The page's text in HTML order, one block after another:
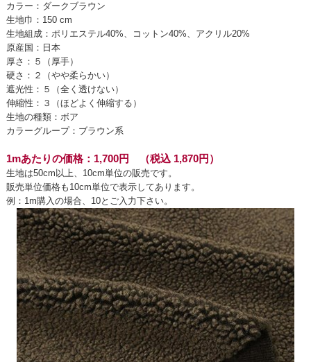
カラー：ダークブラウン
生地巾：150 cm
生地組成：ポリエステル40%、コットン40%、アクリル20%
原産国：日本
厚さ：５（厚手）
硬さ：２（やや柔らかい）
遮光性：５（全く透けない）
伸縮性：３（ほどよく伸縮する）
生地の種類：ボア
カラーグループ：ブラウン系
1mあたりの価格：1,700円 （税込 1,870円）
生地は50cm以上、10cm単位の販売です。
販売単位価格も10cm単位で表示してあります。
例：1m購入の場合、10とご入力下さい。